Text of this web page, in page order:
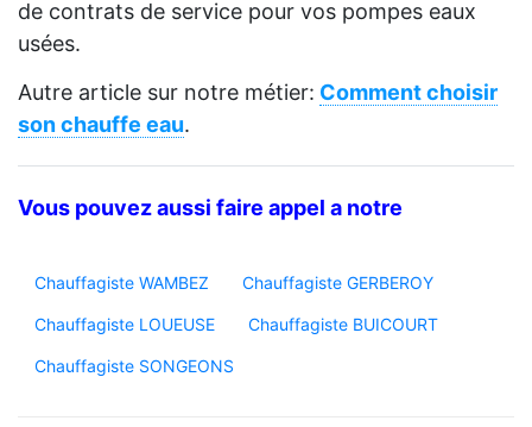
de contrats de service pour vos pompes eaux
usées.
Autre article sur notre métier: Comment choisir
son chauffe eau.
Vous pouvez aussi faire appel a notre
Chauffagiste WAMBEZ Chauffagiste GERBEROY
Chauffagiste LOUEUSE Chauffagiste BUICOURT
Chauffagiste SONGEONS